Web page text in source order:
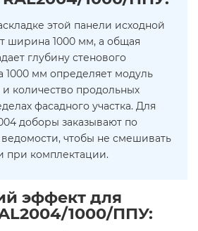
этой панели исходной
ширина 1000 мм, а общая
глубину стенового
мм определяет модуль
и количество продольных
фасадного участка. Для
доборы заказывают по
чтобы не смешивать
при комплектации.
эффект для
1000/ППУ: